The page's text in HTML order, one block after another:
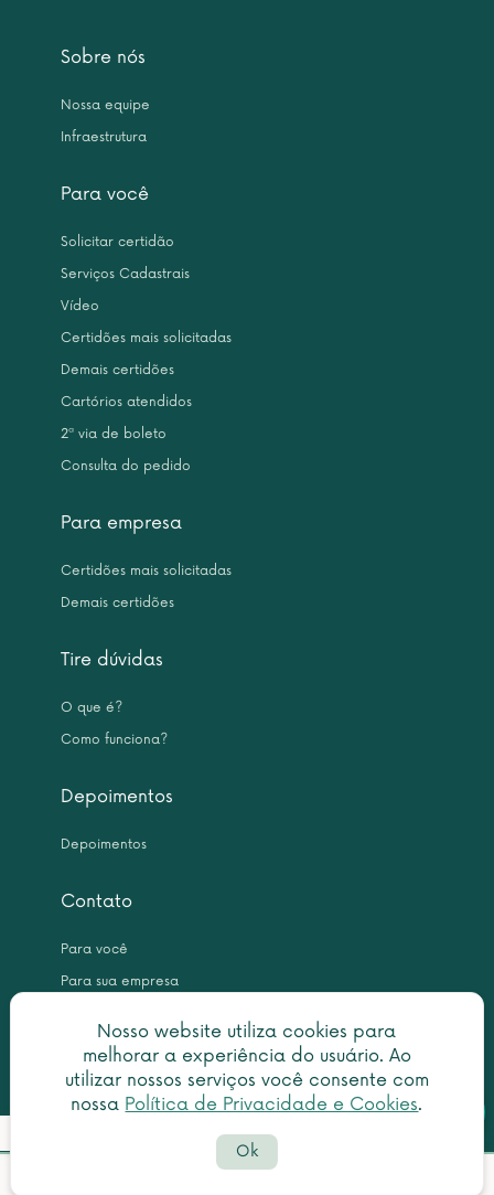
Nosso website utiliza cookies para
melhorar a experiência do usuário. Ao
utilizar nossos serviços você consente com
nossa Política de Privacidade e Cookies.
Ok
Sobre nós
Nossa equipe
Infraestrutura
Para você
Solicitar certidão
Serviços Cadastrais
Vídeo
Certidões mais solicitadas
Demais certidões
Cartórios atendidos
2ª via de boleto
Consulta do pedido
Para empresa
Certidões mais solicitadas
Demais certidões
Tire dúvidas
O que é?
Como funciona?
Depoimentos
Depoimentos
Contato
Para você
Para sua empresa
Copyright © 2026 Leme Inteligência Forense 10.999.476/0001-31. All
rights reserved.
Política de privacidade|Termo de utilização